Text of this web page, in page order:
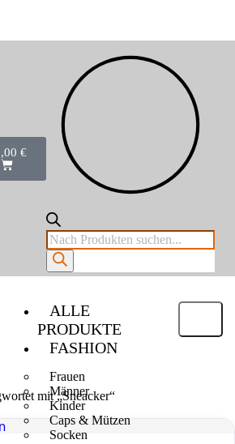
€
ALLE
PRODUKTE
FASHION
Frauen
Männer
Kinder
Caps & Mützen
Socken
mit „Sneacker“